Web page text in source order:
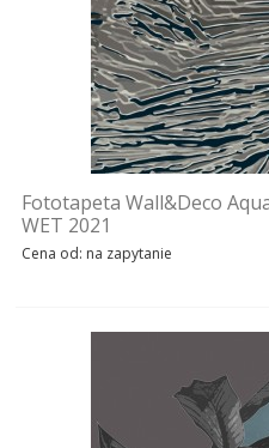
Fototapeta Wall&Deco
WET 2021
Cena od: na zapytanie